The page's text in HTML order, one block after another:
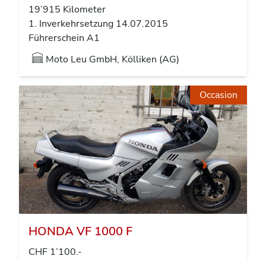
19’915 Kilometer
1. Inverkehrsetzung 14.07.2015
Führerschein A1
Moto Leu GmbH, Kölliken (AG)
Occasion
HONDA VF 1000 F
CHF 1’100.-